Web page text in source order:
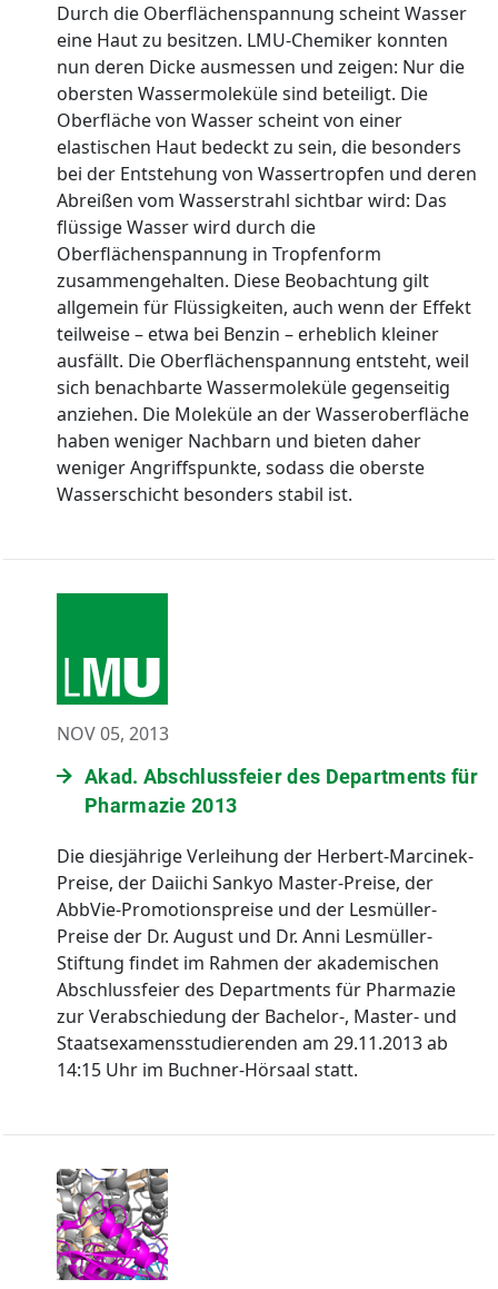
Durch die Oberflächenspannung scheint Wasser
eine Haut zu besitzen. LMU-Chemiker konnten
nun deren Dicke ausmessen und zeigen: Nur die
obersten Wassermoleküle sind beteiligt. Die
Oberfläche von Wasser scheint von einer
elastischen Haut bedeckt zu sein, die besonders
bei der Entstehung von Wassertropfen und deren
Abreißen vom Wasserstrahl sichtbar wird: Das
flüssige Wasser wird durch die
Oberflächenspannung in Tropfenform
zusammengehalten. Diese Beobachtung gilt
allgemein für Flüssigkeiten, auch wenn der Effekt
teilweise – etwa bei Benzin – erheblich kleiner
ausfällt. Die Oberflächenspannung entsteht, weil
sich benachbarte Wassermoleküle gegenseitig
anziehen. Die Moleküle an der Wasseroberfläche
haben weniger Nachbarn und bieten daher
weniger Angriffspunkte, sodass die oberste
Wasserschicht besonders stabil ist.
NOV 05, 2013
Akad. Abschlussfeier des Departments für
Pharmazie 2013
Die diesjährige Verleihung der Herbert-Marcinek-
Preise, der Daiichi Sankyo Master-Preise, der
AbbVie-Promotionspreise und der Lesmüller-
Preise der Dr. August und Dr. Anni Lesmüller-
Stiftung findet im Rahmen der akademischen
Abschlussfeier des Departments für Pharmazie
zur Verabschiedung der Bachelor-, Master- und
Staatsexamensstudierenden am 29.11.2013 ab
14:15 Uhr im Buchner-Hörsaal statt.